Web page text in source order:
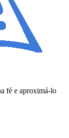
fé e aproximá-lo